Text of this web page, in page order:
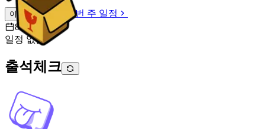
이번 주 일정
이번 주 일정
8월 8일 [토]
일정 없음
출석체크